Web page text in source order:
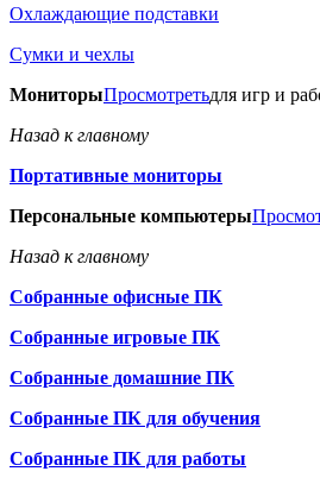
Охлаждающие подставки
Сумки и чехлы
МониторыПросмотретьдля игр и
Назад к главному
Портативные мониторы
Персональные компьютеры
Назад к главному
Собранные офисные ПК
Собранные игровые ПК
Собранные домашние ПК
Собранные ПК для обучения
Собранные ПК для работы